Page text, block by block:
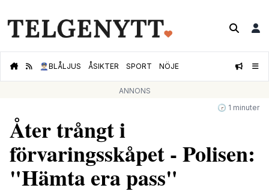
👮🏻‍♂️BLÅLJUS ÅSIKTER SPORT NÖJE
ANNONS
🕝 1 minuter
Åter trångt i
förvaringsskåpet - Polisen:
"Hämta era pass"